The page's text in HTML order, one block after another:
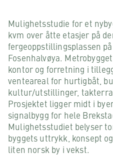
Mulighetsstudie for et
kvm over åtte etasjer på
fergeoppstillingsplassen
Fosenhalvøya.
kontor og forretning i
venteareal for hurtigbåt,
kultur/utstillinger,
Prosjektet ligger midt i
signalbygg for hele
Mulighetsstudiet belyser
byggets uttrykk, konsept
liten norsk by i vekst.